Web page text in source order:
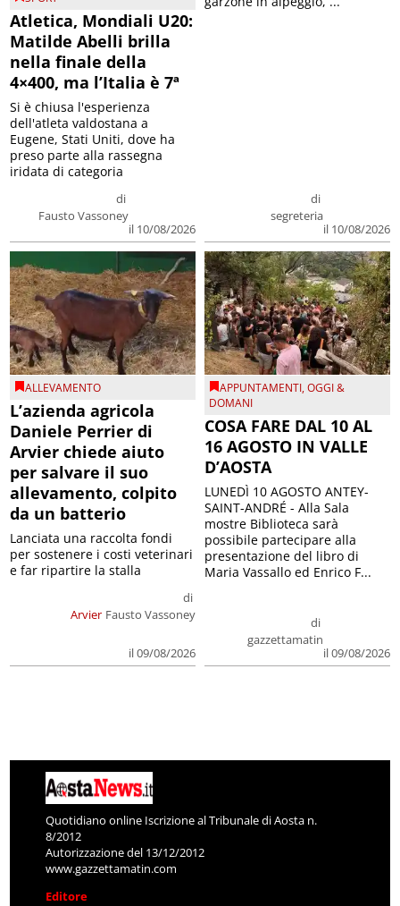
Atletica, Mondiali U20:
Matilde Abelli brilla
nella finale della
4×400, ma l’Italia è 7ª
di
Fausto Vassoney
il 10/08/2026
Si è chiusa l'esperienza
dell'atleta valdostana a
Eugene, Stati Uniti, dove ha
preso parte alla rassegna
iridata di categoria
di
segreteria
il 10/08/2026
ALLEVAMENTO
L’azienda agricola
Daniele Perrier di
Arvier chiede aiuto
per salvare il suo
allevamento, colpito
da un batterio
Arvier
di
Fausto Vassoney
il 09/08/2026
Lanciata una raccolta fondi
per sostenere i costi veterinari
e far ripartire la stalla
APPUNTAMENTI,OGGI &
DOMANI
COSA FARE DAL 10 AL
16 AGOSTO IN VALLE
D’AOSTA
di
gazzettamatin
il 09/08/2026
LUNEDÌ 10 AGOSTO ANTEY-
SAINT-ANDRÉ - Alla Sala
mostre Biblioteca sarà
possibile partecipare alla
presentazione del libro di
Maria Vassallo ed Enrico F...
Quotidiano online Iscrizione al Tribunale di Aosta n.
8/2012
Autorizzazione del 13/12/2012
www.gazzettamatin.com
Editore